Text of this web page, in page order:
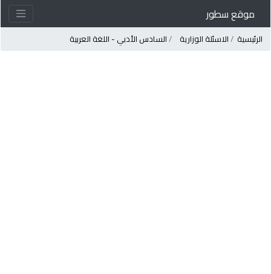
موقع سطور
الرئيسية الاسئلة الوزارية السادس الأدبي - اللغة العربية